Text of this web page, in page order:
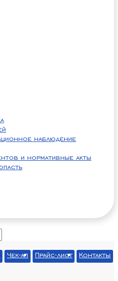
наблюдение
и нормативные акты
Чек-ап Прайс-лист Контакты